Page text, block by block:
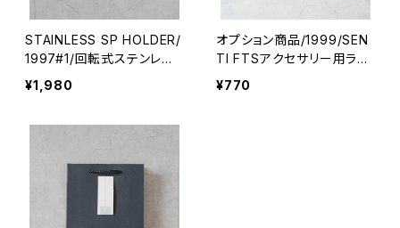
STAINLESS SP HOLDER/
1997#1/回転式ステンレス
スマホホルダー2P
¥1,980
オプション商品/1999/SEN
TI FTSアクセサリー用ラッ
ピングキット※単品購入不
¥770